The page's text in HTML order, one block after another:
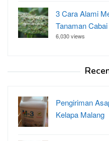
3 Cara Alami
Tanaman Cabai
6,030 views
Pengiriman
Kelapa Malang